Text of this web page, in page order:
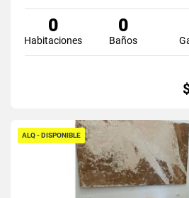
0
Habitaciones
0
Baños
ALQ - DISPONIBLE